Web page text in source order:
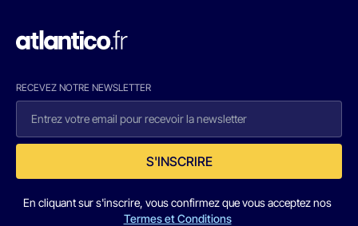
RECEVEZ NOTRE NEWSLETTER
S'INSCRIRE
En cliquant sur s'inscrire, vous confirmez que vous acceptez nos
Termes et Conditions